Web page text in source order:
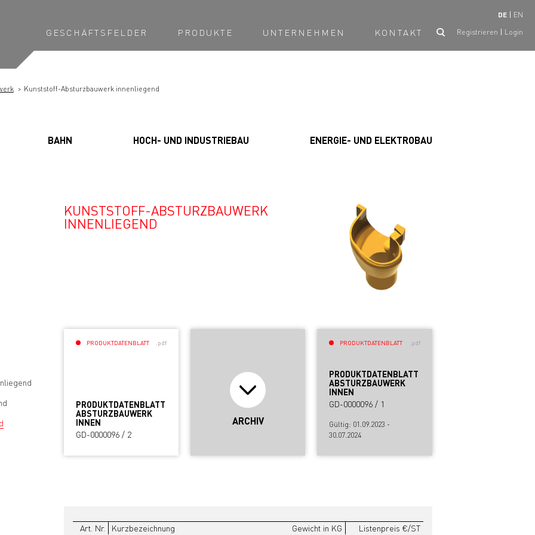
DE EN
GESCHÄFTSFELDER PRODUKTE UNTERNEHMEN KONTAKT Registrieren Login
Kunststoff-Absturzbauwerk innenliegend
BAHN HOCH- UND INDUSTRIEBAU ENERGIE- UND ELEKTROBAU
KUNSTSTOFF-ABSTURZBAUWERK
INNENLIEGEND
PRODUKTDATENBLATT .pdf
PRODUKTDATENBLATT
ABSTURZBAUWERK
INNEN
GD-0000096 / 1
Gültig: 01.09.2023 -
30.07.2024
ARCHIV
PRODUKTDATENBLATT .pdf
PRODUKTDATENBLATT
ABSTURZBAUWERK
INNEN
GD-0000096 / 2
Art. Nr. Kurzbezeichnung Gewicht in KG Listenpreis €/ST